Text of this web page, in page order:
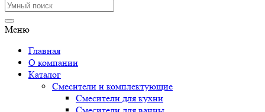
Меню
Главная
О компании
Каталог
Смесители и комплектующие
Смесители для кухни